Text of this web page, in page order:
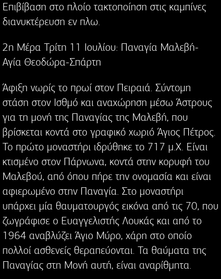
Επιβίβαση στο πλοίο τακτοποίηση στις καμπίνες
διανυκτέρευση εν πλω.
2η Μέρα Τρίτη 11 Ιουλίου: Παναγία Μαλεβή-
Αγία Θεοδώρα-Σπάρτη
Άφιξη νωρίς το πρωί στον Πειραιά. Σύντομη
στάση στον Ισθμό και αναχώρηση μέσω Άστρους
για τη μονή της Παναγίας της Μαλεβή, που
βρίσκεται κοντά στο γραφικό χωριό Άγιος Πέτρος.
Το πρώτο μοναστήρι ιδρύθηκε το 717 μ.Χ. Είναι
κτισμένο στον Πάρνωνα, κοντά στην κορυφή του
Μαλεβού, από όπου πήρε την ονομασία και είναι
αφιερωμένο στην Παναγία. Στο μοναστήρι
υπάρχει μία θαυματουργός εικόνα από τις 70, που
ζωγράφισε ο Ευαγγελιστής Λουκάς και από το
1964 αναβλύζει Άγιο Μύρο, χάρη στο οποίο
πολλοί ασθενείς θεραπεύονται. Τα θαύματα της
Παναγίας στη Μονή αυτή, είναι αναρίθμητα.